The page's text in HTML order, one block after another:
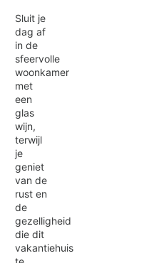
Sluit je
dag af
in de
sfeervolle
woonkamer
met
een
glas
wijn,
terwijl
je
geniet
van de
rust en
de
gezelligheid
die dit
vakantiehuis